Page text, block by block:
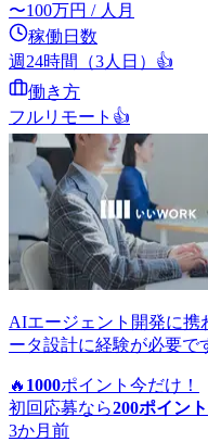
〜100万円 / 人月
稼働日数
週24時間（3人日） 👍
働き方
フルリモート 👍
AIエージェント開発に携
ータ設計に経験が必要で
🔥 1000ポイント 今だけ！
初回応募なら200ポイン
3か月前